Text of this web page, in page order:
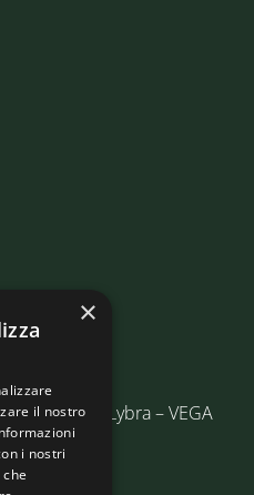
C Edificio Lybra – VEGA
×
il nostro
i nostri